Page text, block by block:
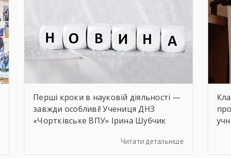
Перші кроки в науковій діяльності —
завжди особливі! Учениця ДНЗ
«Чортківське ВПУ» Ірина Шубчик
захисту науково-дослідницьких робіт
Читати детальніше